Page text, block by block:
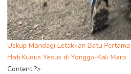
Uskup Mandagi Letakkan Batu
Hati Kudus Yesus di Yonggo-Kali Maro
Content;?>